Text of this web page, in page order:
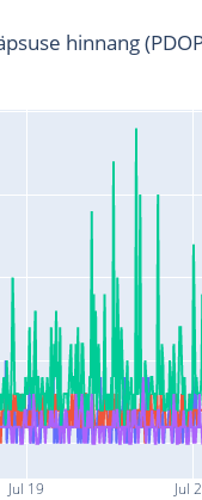
Jul 19 Jul
hinnang